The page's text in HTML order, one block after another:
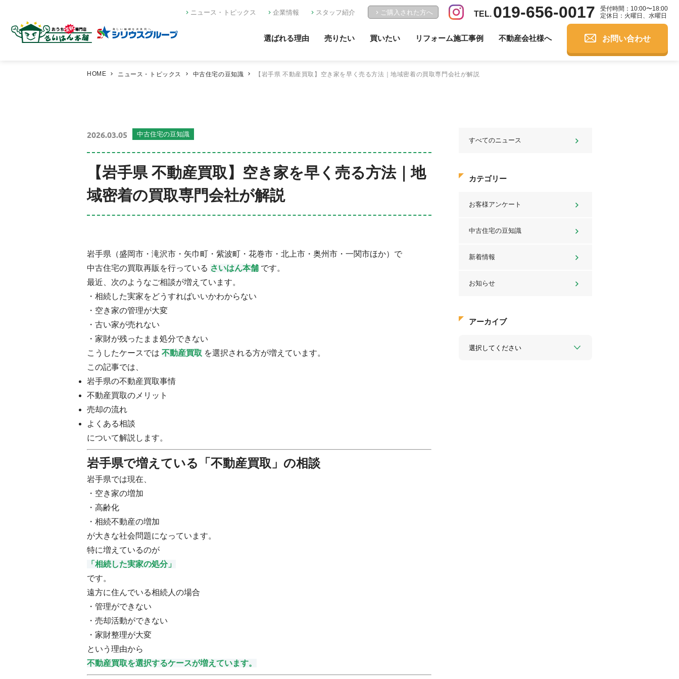
選ばれる理由 売りたい 買いたい リフォーム施工事例 不動産会社様へ
ニュース・トピックス 企業情報 スタッフ紹介 ご購入された方へ 019-656-0017
受付時間：10:00〜18:00
定休日：火曜日、水曜日
お問い合わせ
HOME ニュース・トピックス 中古住宅の豆知識 【岩手県 不動産買取】空き家を早く売る方法｜地域密着の買取専門会社が解説
2026.03.05 中古住宅の豆知識
【岩手県 不動産買取】空き家を早く売る方法｜地
域密着の買取専門会社が解説
岩手県（盛岡市・滝沢市・矢巾町・紫波町・花巻市・北上市・奥州市・一関市ほか）で
中古住宅の買取再販を行っている さいはん本舗 です。
最近、次のようなご相談が増えています。
・相続した実家をどうすればいいかわからない
・空き家の管理が大変
・古い家が売れない
・家財が残ったまま処分できない
こうしたケースでは 不動産買取 を選択される方が増えています。
この記事では、
岩手県の不動産買取事情
不動産買取のメリット
売却の流れ
よくある相談
について解説します。
岩手県で増えている「不動産買取」の相談
岩手県では現在、
・空き家の増加
・高齢化
・相続不動産の増加
が大きな社会問題になっています。
特に増えているのが
「相続した実家の処分」
です。
遠方に住んでいる相続人の場合
・管理ができない
・売却活動ができない
・家財整理が大変
という理由から
不動産買取を選択するケースが増えています。
すべてのニュース
カテゴリー
お客様アンケート
中古住宅の豆知識
新着情報
お知らせ
アーカイブ